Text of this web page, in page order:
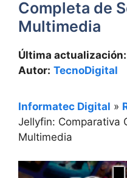
Completa de
Multimedia
Última actualización:
Autor: TecnoDigital
Informatec Digital »
Jellyfin: Comparativa
Multimedia